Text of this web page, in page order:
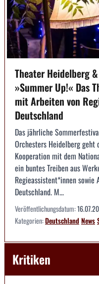
Theater Heidelberg
»Summer Up!« Das
mit Arbeiten von
Deutschland
Das jährliche
Orchesters Heidelberg geht
Kooperation mit dem
ein buntes Treiben aus
Regieassistent*innen sowie
Deutschland. M...
Veröffentlichungsdatum:
Kategorien:DeutschlandNews
Kritiken